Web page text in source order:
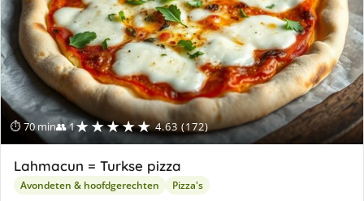
⏱ 70 min👥 1★★★★★ 4.63 (172)
Lahmacun = Turkse pizza
Avondeten & hoofdgerechten Pizza's